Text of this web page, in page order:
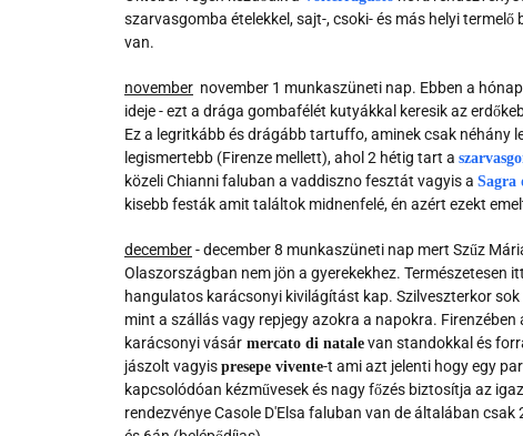
szarvasgomba ételekkel, sajt-, csoki- és más helyi termelő
van.
november november 1 munkaszüneti nap. Ebben a
ideje - ezt a drága gombafélét kutyákkal keresik az
Ez a legritkább és drágább tartuffo, aminek csak néhány
legismertebb (Firenze mellett), ahol 2 hétig tart a
közeli Chianni faluban a vaddiszno fesztát vagyis a Sagra
kisebb festák amit találtok midnenfelé, én azért ezekt
december- december 8 munkaszüneti nap mert Szűz
Olaszországban nem jön a gyerekekhez.
hangulatos karácsonyi kivilágítást kap. Szilveszterkor
mint a szállás vagy repjegy azokra a napokra.
karácsonyi vásár mercato di natale van standokkal és
jászolt vagyis presepe vivente-t ami azt jelenti hogy egy
kapcsolódóan kézművesek és nagy főzés biztosítja az
rendezvénye Casole D'Elsa faluban van de általában